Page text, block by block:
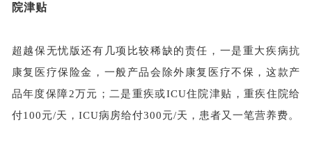
院津贴
超越保无忧版还有几项比较稀缺的责任，一是重大疾病抗
康复医疗保险金，一般产品会除外康复医疗不保，这款产
品年度保障2万元；二是重疾或ICU住院津贴，重疾住院给
付100元/天，ICU病房给付300元/天，患者又一笔营养费。